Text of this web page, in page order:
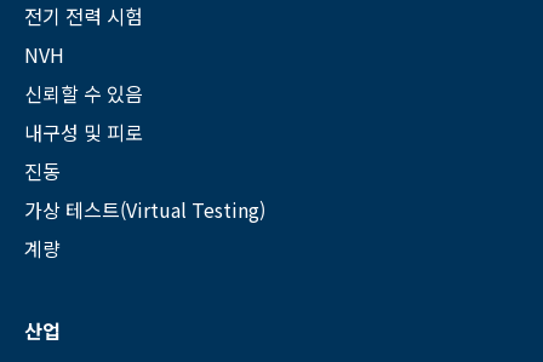
전기 전력 시험
NVH
신뢰할 수 있음
내구성 및 피로
진동
가상 테스트(Virtual Testing)
계량
산업